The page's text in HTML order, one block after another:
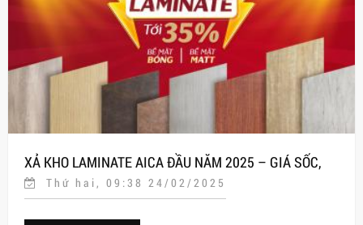
XẢ KHO LAMINATE AICA ĐẦU NĂM 2025 – GIÁ SỐC,
CHẤT LƯỢNG ĐỈNH CAO CHUẨN NHẬT!
Thứ hai, 09:38 24/02/2025